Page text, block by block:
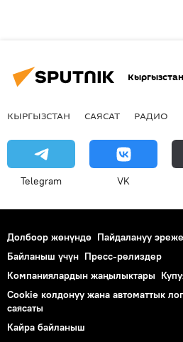
Кыргызстан
КЫРГЫЗСТАН САЯСАТ РАДИО
Telegram VK
Долбоор жөнүндө Пайдалануу
Байланыш үчүн Пресс-релиздер
Компаниялардын жаңылыктары
Cookie колдонуу жана автоматтык
саясаты
Кайра байланыш